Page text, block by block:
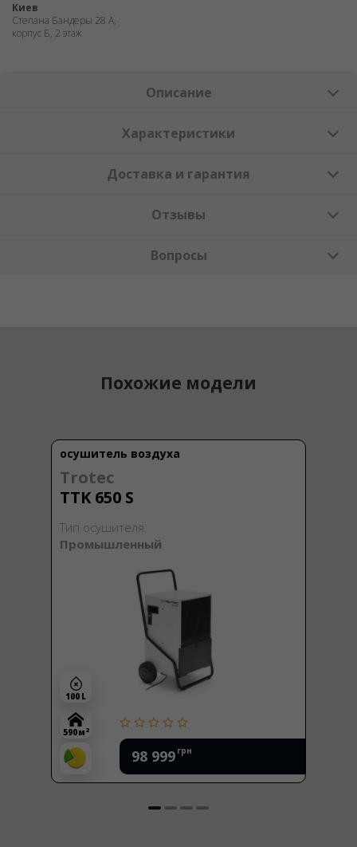
Киев
Степана Бандеры 28 А,
корпус Б, 2 этаж
Описание
Характеристики
Доставка и гарантия
Отзывы
Вопросы
Похожие модели
осушитель воздуха
Trotec
TTK 650 S
Тип осушителя:
Промышленный
98 999 грн
100 L
590 м 2